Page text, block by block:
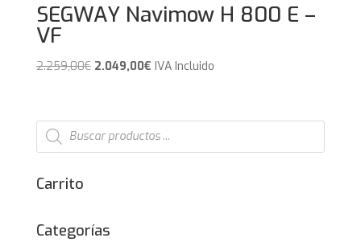
SEGWAY Navimow H 800 E –
VF
2.259,00€ El
era:
2.259,00€.
2.049,00€El
es:
2.049,00€.
IVA Incluido
Búsqueda
de
productos
Carrito
Categorías